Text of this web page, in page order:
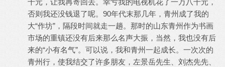
千元，让我再寄回去。幸亏我的电视机花了一万八千元，
否则我还没钱退了呢。90年代末那几年，青州成了我的
大“作坊”，隔段时间就走一趟。那时的山东青州作为书画
市场的重镇还没有后来那么名声大振，当然，我也没有后
来的“小有名气”。可以说，我和青州一起成长。一次次的
青州行，使我结交了许多朋友，左景岳先生、刘杰先先、